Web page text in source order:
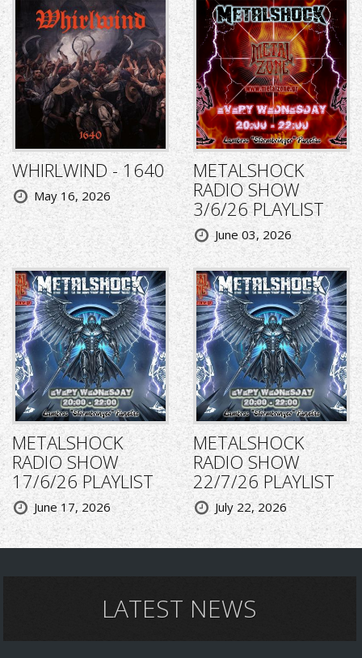
WHIRLWIND - 1640
May 16, 2026
METALSHOCK
RADIO SHOW
3/6/26 PLAYLIST
June 03, 2026
METALSHOCK
RADIO SHOW
17/6/26 PLAYLIST
June 17, 2026
METALSHOCK
RADIO SHOW
22/7/26 PLAYLIST
July 22, 2026
LATEST NEWS